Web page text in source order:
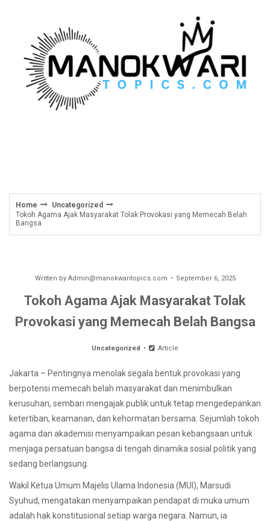
Home
Uncategorized
Tokoh Agama Ajak Masyarakat Tolak Provokasi yang Memecah Belah
Bangsa
Written by Admin@manokwaritopics.com September 6, 2025
Tokoh Agama Ajak Masyarakat Tolak
Provokasi yang Memecah Belah Bangsa
Uncategorized Article
Jakarta – Pentingnya menolak segala bentuk provokasi yang
berpotensi memecah belah masyarakat dan menimbulkan
kerusuhan, sembari mengajak publik untuk tetap mengedepankan
ketertiban, keamanan, dan kehormatan bersama. Sejumlah tokoh
agama dan akademisi menyampaikan pesan kebangsaan untuk
menjaga persatuan bangsa di tengah dinamika sosial politik yang
sedang berlangsung.
Wakil Ketua Umum Majelis Ulama Indonesia (MUI), Marsudi
Syuhud, mengatakan menyampaikan pendapat di muka umum
adalah hak konstitusional setiap warga negara. Namun, ia